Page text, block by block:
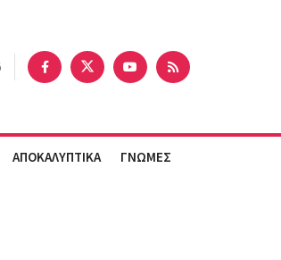
ΑΠΟΚΑΛΥΠΤΙΚΑ ΓΝΩΜΕΣ